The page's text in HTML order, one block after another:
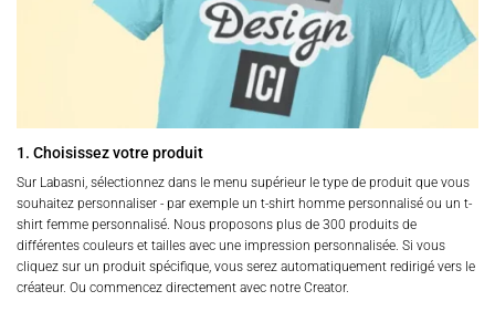
1. Choisissez votre produit
Sur Labasni, sélectionnez dans le menu supérieur le type de produit que vous
souhaitez personnaliser - par exemple un t-shirt homme personnalisé ou un t-
shirt femme personnalisé. Nous proposons plus de 300 produits de
différentes couleurs et tailles avec une impression personnalisée. Si vous
cliquez sur un produit spécifique, vous serez automatiquement redirigé vers le
créateur. Ou commencez directement avec notre Creator.